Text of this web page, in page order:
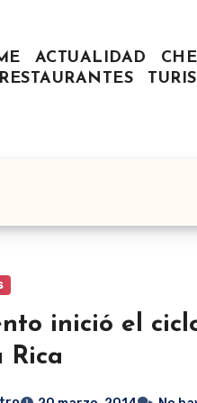
ACTUALIDAD
RESTAURANTES
inició el
Rica